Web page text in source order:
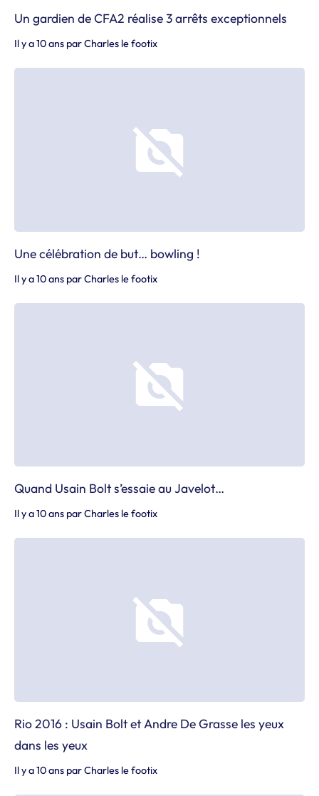
Un gardien de CFA2 réalise 3 arrêts exceptionnels
Il y a 10 ans parCharles le footix
Une célébration de but… bowling !
Il y a 10 ans parCharles le footix
Quand Usain Bolt s’essaie au Javelot…
Il y a 10 ans parCharles le footix
Rio 2016 : Usain Bolt et Andre De Grasse les yeux
dans les yeux
Il y a 10 ans parCharles le footix